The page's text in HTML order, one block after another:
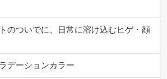
のついでに、日常に溶け込むヒゲ・顔
デーションカラー